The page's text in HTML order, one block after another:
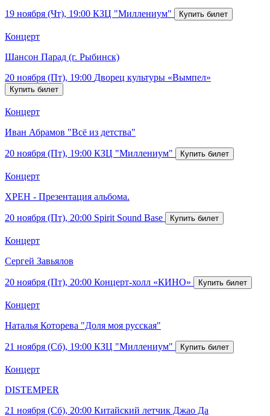
19 ноября (Чт), 19:00 КЗЦ "Миллениум"
Концерт
Шансон Парад (г. Рыбинск)
20 ноября (Пт), 19:00 Дворец культуры «Вымпел»
Концерт
Иван Абрамов "Всё из детства"
20 ноября (Пт), 19:00 КЗЦ "Миллениум"
Концерт
ХРЕН - Презентация альбома.
20 ноября (Пт), 20:00 Spirit Sound Base
Концерт
Сергей Завьялов
20 ноября (Пт), 20:00 Концерт-холл «КИНО»
Концерт
Наталья Которева "Доля моя русская"
21 ноября (Сб), 19:00 КЗЦ "Миллениум"
Концерт
DISTEMPER
21 ноября (Сб), 20:00 Китайский летчик Джао Да